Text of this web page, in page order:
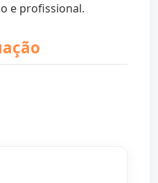
e profissional.